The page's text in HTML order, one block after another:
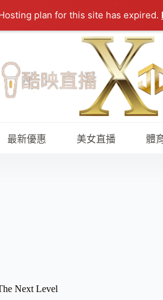
plan for this site has expired.
最新優惠 美女直播 體
Next Level